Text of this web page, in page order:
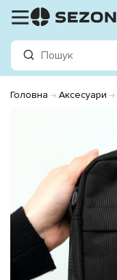
Головна Аксесуари